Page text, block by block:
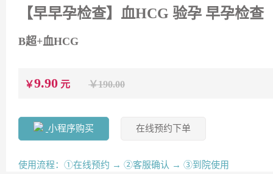
【早早孕检查】血HCG 验孕 早孕检查
B超+血HCG
￥9.90 元 ￥190.00
小程序购买 在线预约下单
使用流程：①在线预约 → ②客服确认 → ③到院使用